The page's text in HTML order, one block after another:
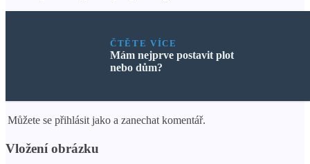
ČTĚTE VÍCE
Mám nejprve postavit plot
nebo dům?
Můžete se přihlásit jako a zanechat komentář.
Vložení obrázku